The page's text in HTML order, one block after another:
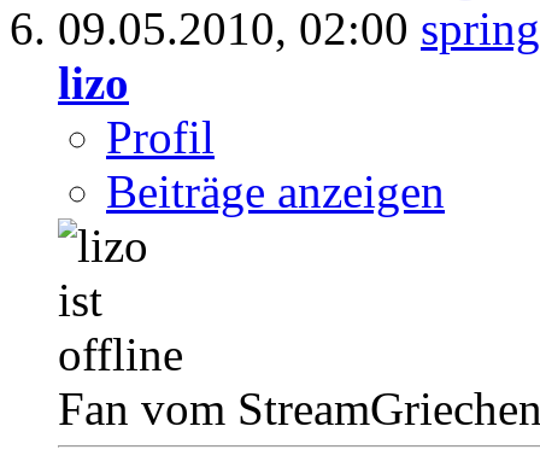
09.05.2010, 02:00
lizo
Profil
Beiträge anzeigen
Fan vom